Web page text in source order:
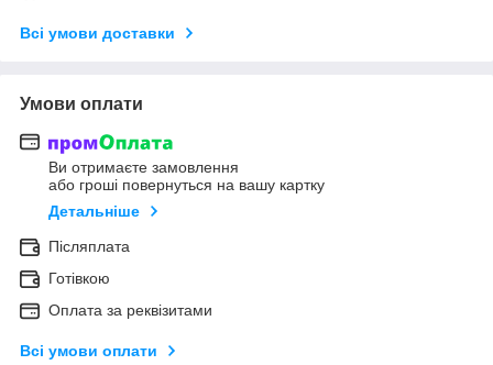
Всі умови доставки
Умови оплати
Ви отримаєте замовлення
або гроші повернуться на вашу картку
Детальніше
Післяплата
Готівкою
Оплата за реквізитами
Всі умови оплати